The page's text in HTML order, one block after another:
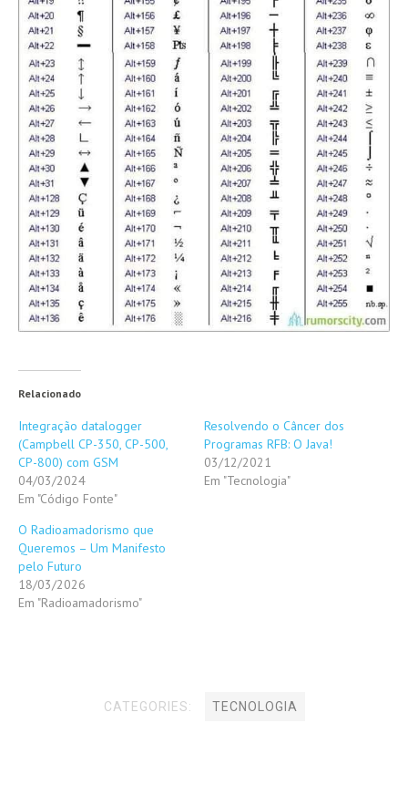
Relacionado
Integração datalogger
(Campbell CP-350, CP-500,
CP-800) com GSM
04/03/2024
Em "Código Fonte"
Resolvendo o Câncer dos
Programas RFB: O Java!
03/12/2021
Em "Tecnologia"
O Radioamadorismo que
Queremos – Um Manifesto
pelo Futuro
18/03/2026
Em "Radioamadorismo"
CATEGORIES: TECNOLOGIA